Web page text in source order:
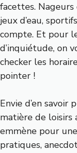
facettes.
jeux d’eau,
compte. Et pour
d’inquiétude, on
checker les
pointer !
Envie d’en
matière de loisirs
emmène pour
pratiques,